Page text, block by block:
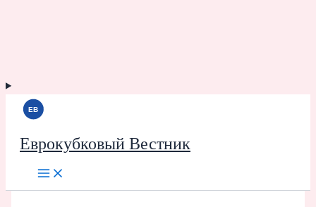
Еврокубковый Вестник